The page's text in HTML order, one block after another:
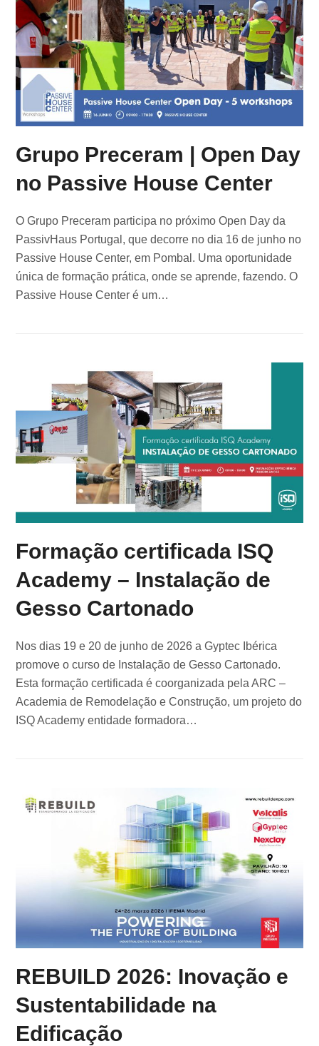
Grupo Preceram | Open Day
no Passive House Center
O Grupo Preceram participa no próximo Open Day da
PassivHaus Portugal, que decorre no dia 16 de junho no
Passive House Center, em Pombal. Uma oportunidade
única de formação prática, onde se aprende, fazendo. O
Passive House Center é um…
Formação certificada ISQ
Academy – Instalação de
Gesso Cartonado
Nos dias 19 e 20 de junho de 2026 a Gyptec Ibérica
promove o curso de Instalação de Gesso Cartonado.
Esta formação certificada é coorganizada pela ARC –
Academia de Remodelação e Construção, um projeto do
ISQ Academy entidade formadora…
REBUILD 2026: Inovação e
Sustentabilidade na
Edificação